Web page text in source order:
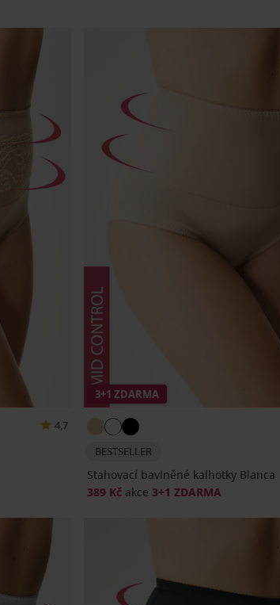
4,7
3+1 ZDARMA
BESTSELLER
Stahovací bavlněné kalhotky Blanca
389 Kč akce 3+1 ZDARMA